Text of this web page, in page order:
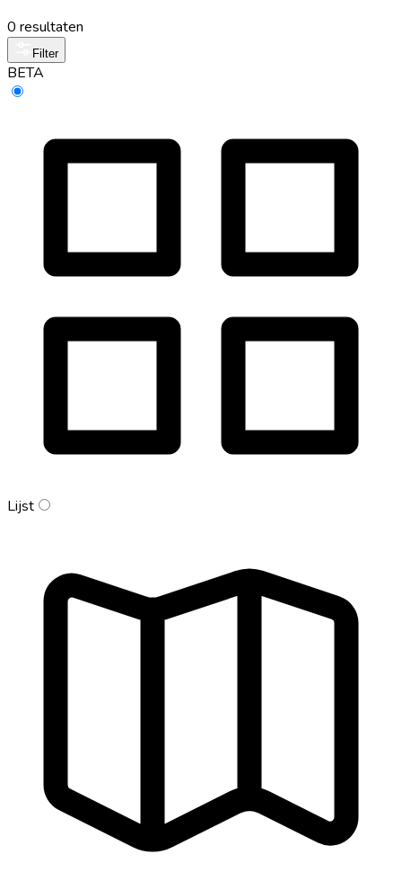
0 resultaten
Filter
BETA
Lijst